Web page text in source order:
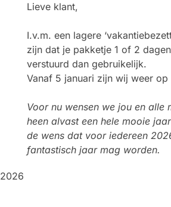
Lieve klant,
I.v.m. een lagere
zijn dat je pakketje 1 of 2
verstuurd dan gebruikelijk.
Vanaf 5 januari zijn wij weer
Voor nu wensen we jou en alle
heen alvast een hele mooie
de wens dat voor iedereen
fantastisch jaar mag worden.
2026